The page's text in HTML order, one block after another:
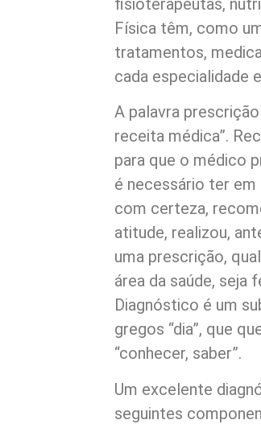
fisioterapeutas,
Física têm, como
tratamentos,
cada especialidade
A palavra
receita médica”.
para que o médico
é necessário ter
com certeza,
atitude, realizou,
uma prescrição,
área da saúde, seja
Diagnóstico é um
gregos “dia”, que
“conhecer, saber”.
Um excelente
seguintes